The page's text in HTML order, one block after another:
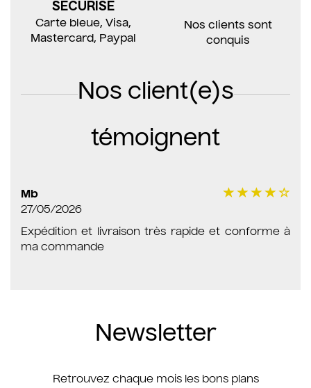
SÉCURISÉ
Carte bleue, Visa,
Mastercard, Paypal
Nos clients sont
conquis
Nos client(e)s
témoignent
Mb
27/05/2026
Expédition et livraison très rapide et conforme à
ma commande
Newsletter
Retrouvez chaque mois les bons plans